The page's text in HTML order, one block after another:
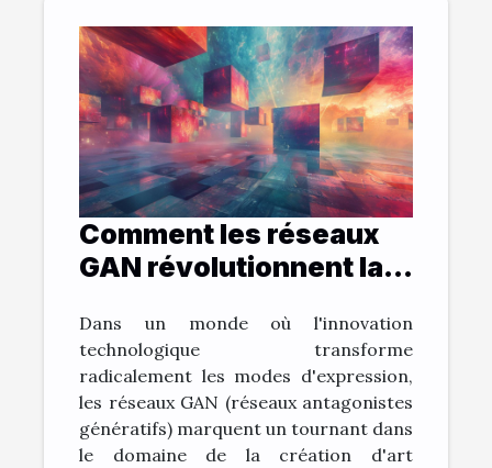
Comment les réseaux
GAN révolutionnent la
numérique
Dans un monde où l'innovation
technologique transforme
radicalement les modes d'expression,
les réseaux GAN (réseaux antagonistes
génératifs) marquent un tournant dans
le domaine de la création d'art